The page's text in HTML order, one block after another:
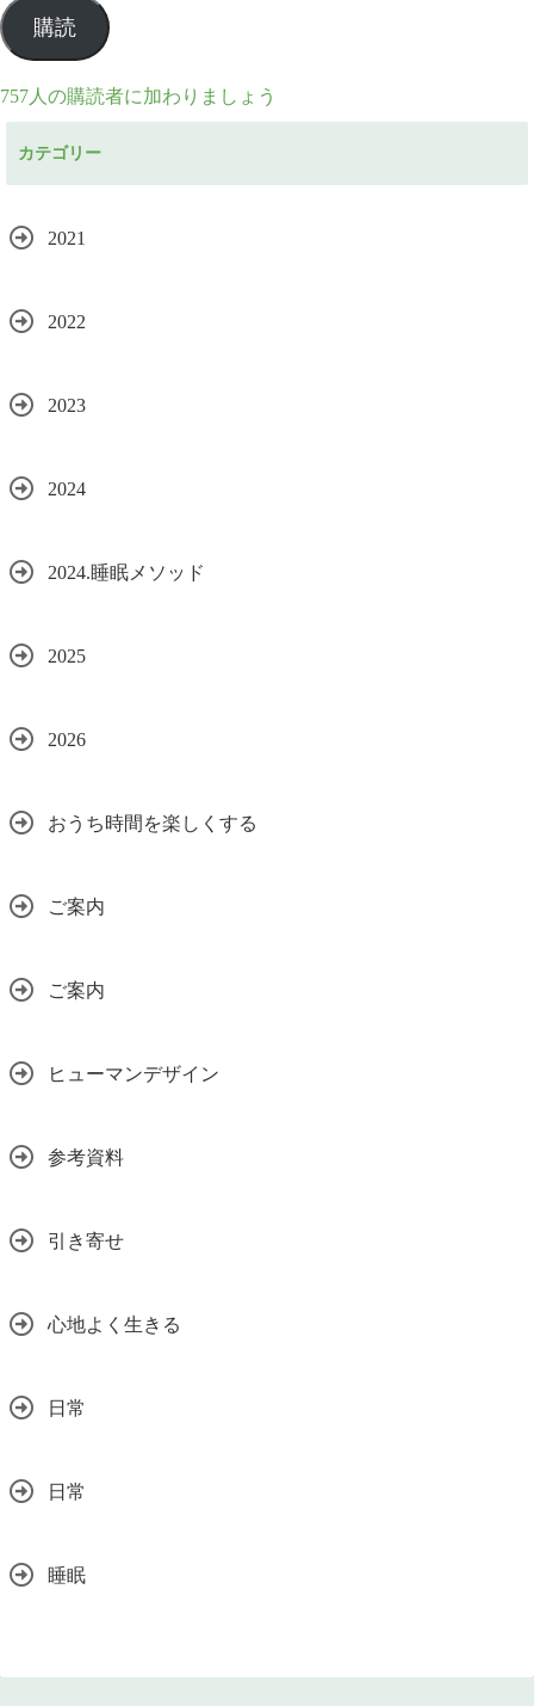
ル
ア
ド
購読
757人の購読者に加わりましょう
カテゴリー
2021
2022
2023
2024
2024.睡眠メソッド
2025
2026
おうち時間を楽しくする
ご案内
ご案内
ヒューマンデザイン
参考資料
引き寄せ
心地よく生きる
日常
日常
睡眠